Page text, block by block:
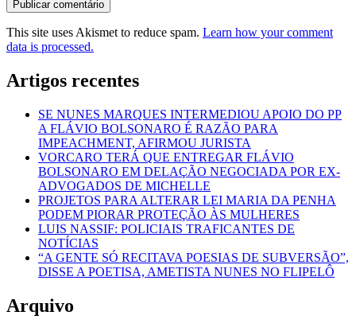
This site uses Akismet to reduce spam. Learn how your comment
data is processed.
Artigos recentes
SE NUNES MARQUES INTERMEDIOU APOIO DO PP
A FLÁVIO BOLSONARO É RAZÃO PARA
IMPEACHMENT, AFIRMOU JURISTA
VORCARO TERÁ QUE ENTREGAR FLÁVIO
BOLSONARO EM DELAÇÃO NEGOCIADA POR EX-
ADVOGADOS DE MICHELLE
PROJETOS PARA ALTERAR LEI MARIA DA PENHA
PODEM PIORAR PROTEÇÃO ÀS MULHERES
LUIS NASSIF: POLICIAIS TRAFICANTES DE
NOTÍCIAS
“A GENTE SÓ RECITAVA POESIAS DE SUBVERSÃO”,
DISSE A POETISA, AMETISTA NUNES NO FLIPELÔ
Arquivo